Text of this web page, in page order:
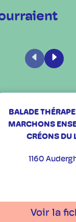
Précédent
BALADE
MARCHONS
CRÉONS DU
1160
Voir la